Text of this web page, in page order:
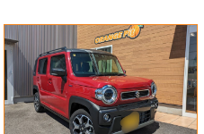
させて頂きました！！弊社で、短
期間に何台もご注文ありがどうご
ざいます！！これからもよろしく
お願いします
#x1f647;#x200d;#x2640;#xfe0f;